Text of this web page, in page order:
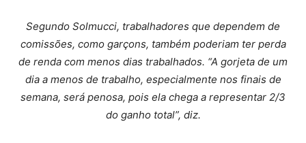
Segundo Solmucci, trabalhadores que dependem de
comissões, como garçons, também poderiam ter perda
de renda com menos dias trabalhados. “A gorjeta de um
dia a menos de trabalho, especialmente nos finais de
semana, será penosa, pois ela chega a representar 2/3
do ganho total”, diz.